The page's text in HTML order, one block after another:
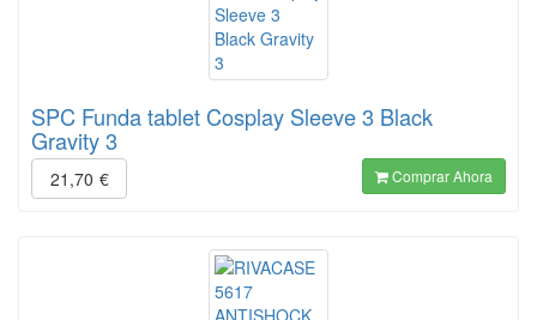
SPC Funda tablet Cosplay Sleeve 3 Black
Gravity 3
21,70 € Comprar Ahora